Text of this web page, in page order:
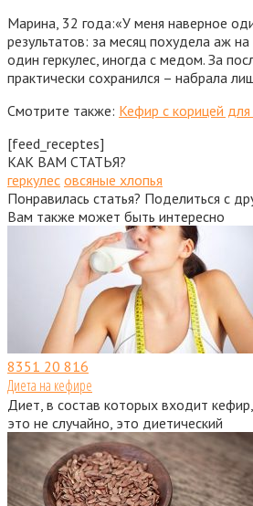
Марина, 32 года:«У меня наверное
результатов: за месяц похудела аж
один геркулес, иногда с медом. За
практически сохранился – набрала
Смотрите также: Кефир с корицей
[feed_receptes]
КАК ВАМ СТАТЬЯ?
геркулес овсяные хлопья
Понравилась статья? Поделиться с
Вам также может быть интересно
8351 20 816
Диета на кефире
Диет, в состав которых входит
это не случайно, это диетический